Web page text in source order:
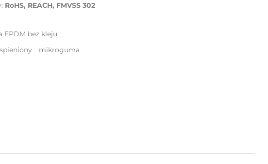
RoHS, REACH, FMVSS 302
EPDM bez kleju
mikroguma